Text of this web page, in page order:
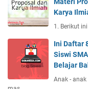
Materi
Karya
1. Berikut
Ini Daftar
Siswi
Belajar
Anak -